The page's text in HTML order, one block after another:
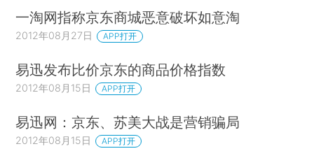
一淘网指称京东商城恶意破坏如意淘
2012年08月27日 APP打开
易迅发布比价京东的商品价格指数
2012年08月15日 APP打开
易迅网：京东、苏美大战是营销骗局
2012年08月15日 APP打开